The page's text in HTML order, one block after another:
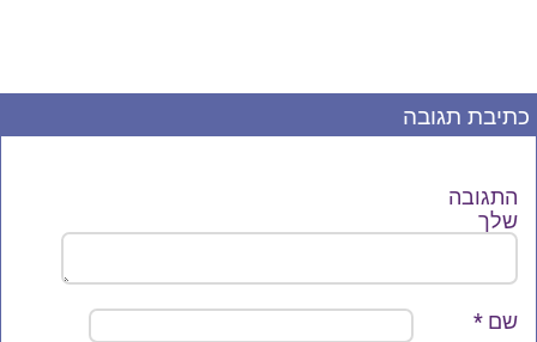
כתיבת תגובה
התגובה
שלך
שם *